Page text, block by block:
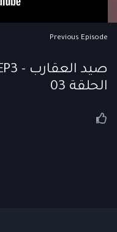
Previous Episode
الحلقة 03